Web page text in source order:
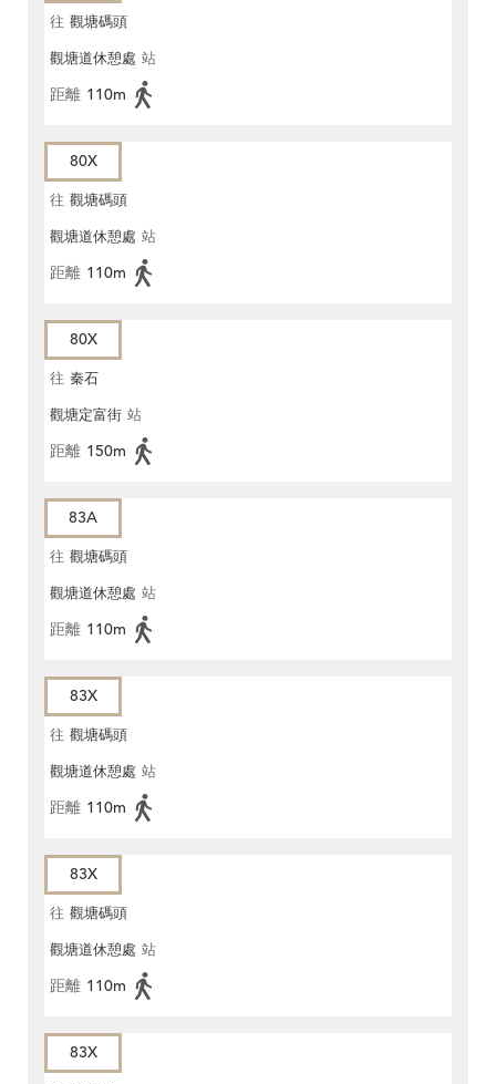
往 觀塘碼頭
觀塘道休憩處 站
距離 110m
80X
往 觀塘碼頭
觀塘道休憩處 站
距離 110m
80X
往 秦石
觀塘定富街 站
距離 150m
83A
往 觀塘碼頭
觀塘道休憩處 站
距離 110m
83X
往 觀塘碼頭
觀塘道休憩處 站
距離 110m
83X
往 觀塘碼頭
觀塘道休憩處 站
距離 110m
83X